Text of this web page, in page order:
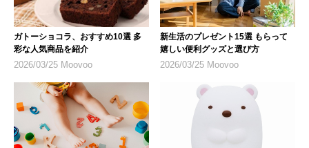
ガトーショコラ、おすすめ10選 多
彩な人気商品を紹介
2026/03/25 Moovoo
新生活のプレゼント15選 もらって
嬉しい便利グッズと選び方
2026/03/25 Moovoo